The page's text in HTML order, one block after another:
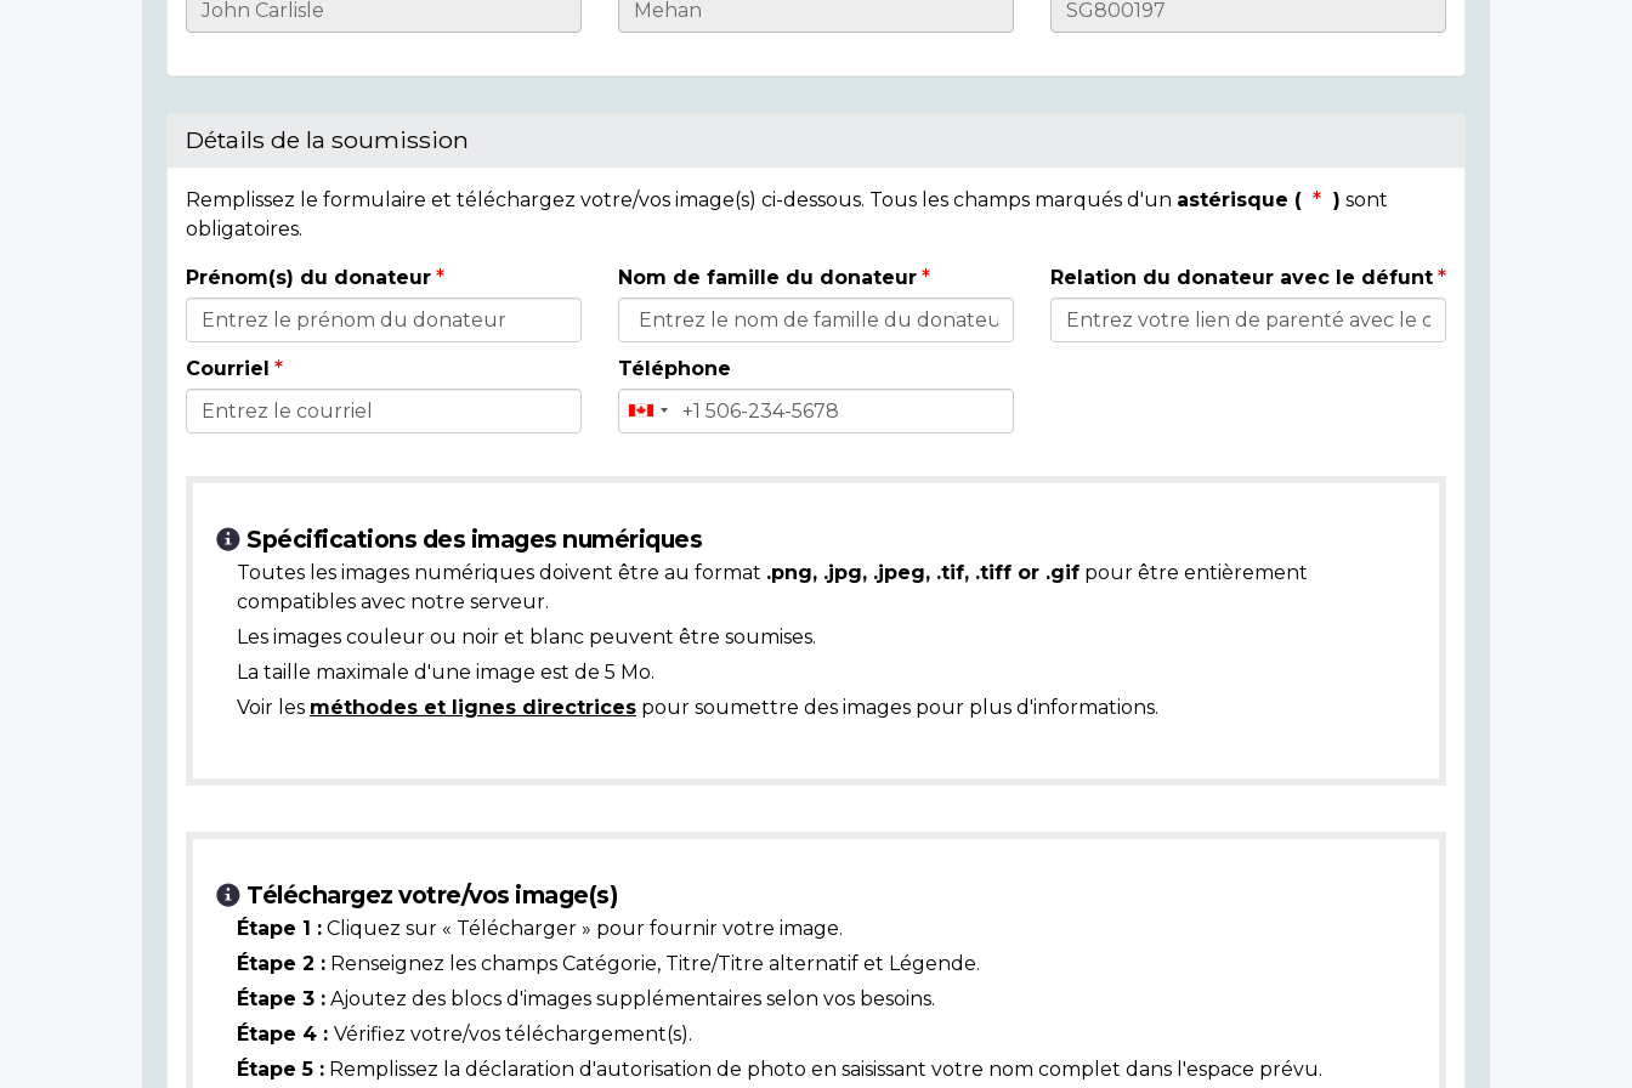
Informations
l'individu
Détails de la soumission
Remplissez le formulaire et téléchargez votre/vos image(s) ci-dessous. Tous les champs marqués d'un astérisque ( ) sont
obligatoires.
Détails
du
donateur
Prénom(s) du donateur Nom de famille du donateur Relation du donateur avec le défunt
Courriel Téléphone
Spécifications des images numériques
Toutes les images numériques doivent être au format .png, .jpg, .jpeg, .tif, .tiff or .gif pour être entièrement
compatibles avec notre serveur.
Les images couleur ou noir et blanc peuvent être soumises.
La taille maximale d'une image est de 5 Mo.
Voir les méthodes et lignes directrices pour soumettre des images pour plus d'informations.
Téléchargez votre/vos image(s)
Étape 1 : Cliquez sur « Télécharger » pour fournir votre image.
Étape 2 : Renseignez les champs Catégorie, Titre/Titre alternatif et Légende.
Étape 3 : Ajoutez des blocs d'images supplémentaires selon vos besoins.
Étape 4 : Vérifiez votre/vos téléchargement(s).
Étape 5 : Remplissez la déclaration d'autorisation de photo en saisissant votre nom complet dans l'espace prévu.